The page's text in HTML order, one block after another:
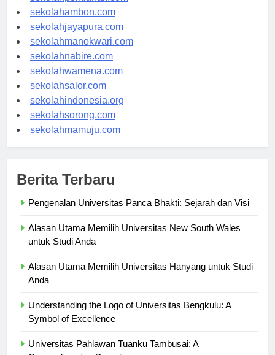
sekolahpontianak.com
sekolahambon.com
sekolahjayapura.com
sekolahmanokwari.com
sekolahnabire.com
sekolahwamena.com
sekolahsalor.com
sekolahindonesia.org
sekolahsorong.com
Alasan Utama Memilih Universitas New South Wales
Alasan Utama Memilih Universitas Hanyang untuk Studi
Understanding the Logo of Universitas Bengkulu: A